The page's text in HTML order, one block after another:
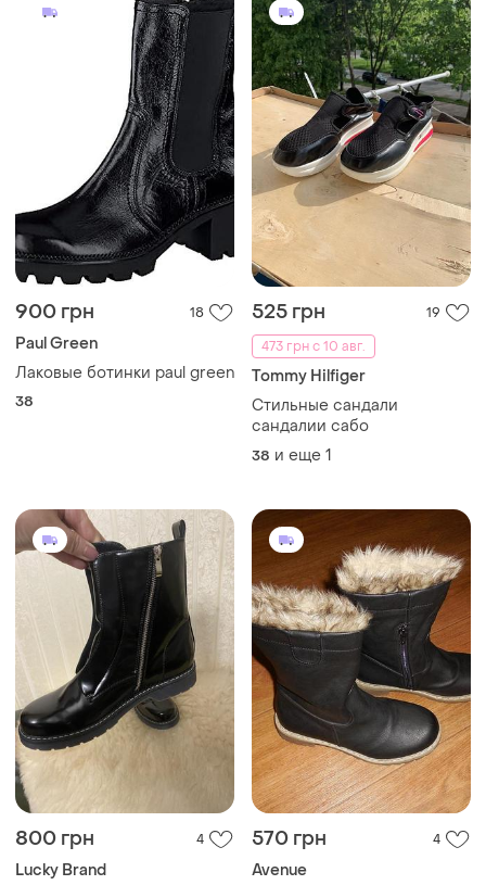
900 грн 18
Paul Green
Лаковые ботинки paul green
38
525 грн
19
473 грн с 10 авг.
Tommy Hilfiger
Стильные сандали
сандалии сабо
38 и еще 1
800 грн 4
Lucky Brand
570 грн 4
Avenue